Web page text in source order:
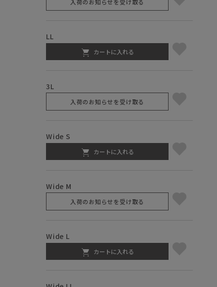
入荷のお知らせを受け取る
LL
カートに入れる
3L
入荷のお知らせを受け取る
Wide S
カートに入れる
Wide M
入荷のお知らせを受け取る
Wide L
カートに入れる